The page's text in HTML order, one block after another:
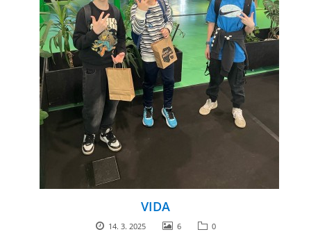
VIDA
14. 3. 2025 6 0